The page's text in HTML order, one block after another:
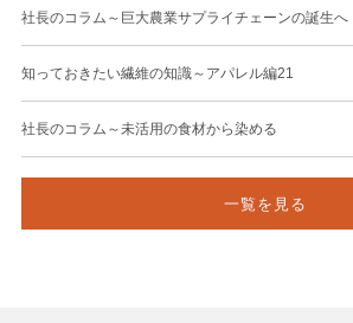
社長のコラム～巨大農業サプライチェーンの誕生へ
知っておきたい繊維の知識～アパレル編21
社長のコラム～未活用の食材から染める
一覧を見る